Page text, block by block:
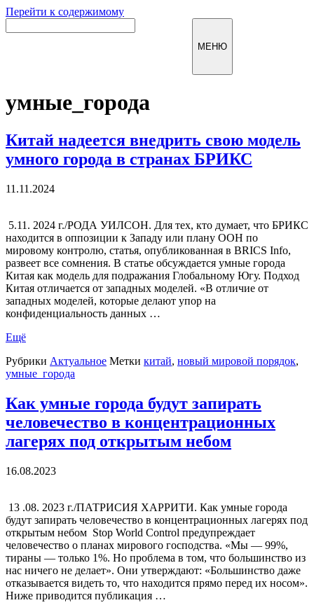
Перейти к содержимому
МЕНЮ
умные_города
Китай надеется внедрить свою модель
умного города в странах БРИКС
11.11.2024
5.11. 2024 г./РОДА УИЛСОН. Для тех, кто думает, что БРИКС
находится в оппозиции к Западу или плану ООН по
мировому контролю, статья, опубликованная в BRICS Info,
развеет все сомнения. В статье обсуждается умные города
Китая как модель для подражания Глобальному Югу. Подход
Китая отличается от западных моделей. «В отличие от
западных моделей, которые делают упор на
конфиденциальность данных …
Ещё
Рубрики Актуальное Метки китай, новый мировой порядок,
умные_города
Как умные города будут запирать
человечество в концентрационных
лагерях под открытым небом
16.08.2023
13 .08. 2023 г./ПАТРИСИЯ ХАРРИТИ. Как умные города
будут запирать человечество в концентрационных лагерях под
открытым небом Stop World Control предупреждает
человечество о планах мирового господства. «Мы — 99%,
тираны — только 1%. Но проблема в том, что большинство из
нас ничего не делает». Они утверждают: «Большинство даже
отказывается видеть то, что находится прямо перед их носом».
Ниже приводится публикация …